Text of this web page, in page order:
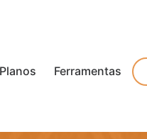
Planos Ferramentas